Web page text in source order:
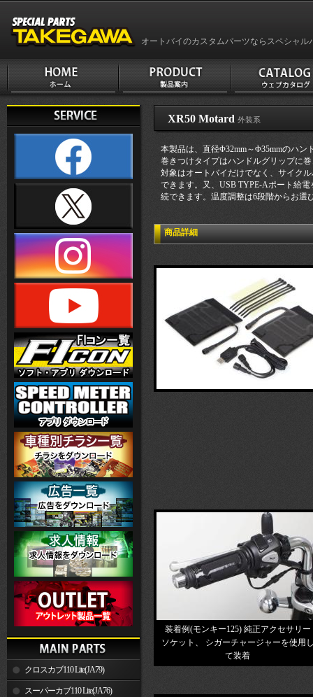
オートバイのカスタムパーツならスペシャル
クロスカブ110 Lite(JA79)
スーパーカブ110 Lite(JA76)
XR50 Motard 外装系
本製品は、直径Φ32mm～Φ35mmのハ
巻きつけタイプはハンドルグリップに
対象はオートバイだけでなく、サイク
できます。又、USB TYPE-Aポート給
続できます。温度調整は6段階からお選
商品詳細
装着例(モンキー125) 純正アクセサリー
ソケット、 シガーチャージャーを使用
て装着